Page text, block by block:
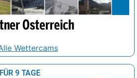
Österreich
Wettercams
9 TAGE